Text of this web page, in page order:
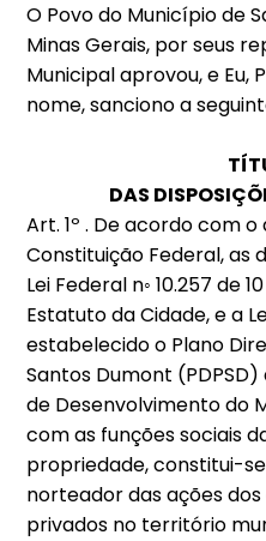
O Povo do Município de
Minas Gerais, por seus
Municipal aprovou, e Eu,
nome, sanciono a
DAS
Art. 1º . De acordo com o
Constituição Federal, as
Lei Federal n◦ 10.257 de
Estatuto da Cidade, e a
estabelecido o Plano
Santos Dumont
de Desenvolvimento do
com as funções sociais
propriedade, constitui-
norteador das ações
privados no território